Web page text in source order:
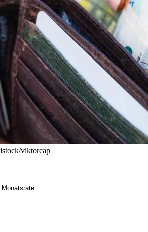
viktorcap
Monatsrate